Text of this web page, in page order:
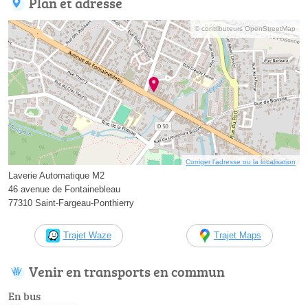
© contributeurs OpenStreetMap
Corriger l’adresse ou la localisation
Laverie Automatique M2
46 avenue de Fontainebleau
77310 Saint-Fargeau-Ponthierry
Trajet Waze Trajet Maps
Venir en transports en commun
En bus